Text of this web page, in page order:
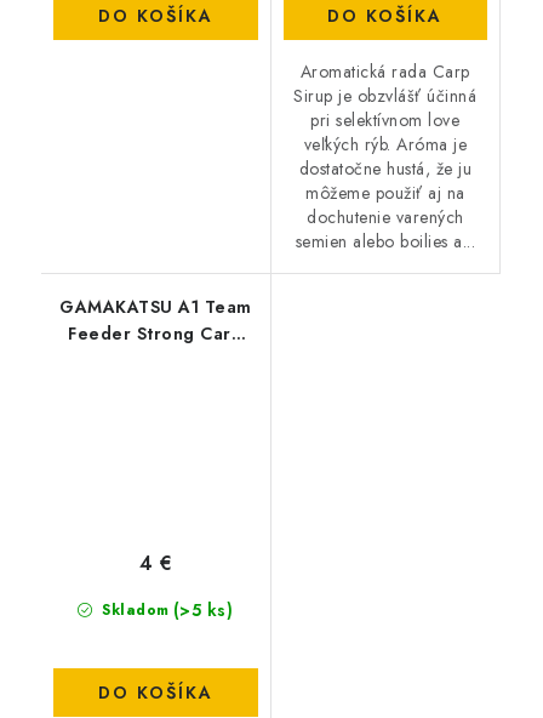
DO KOŠÍKA DO KOŠÍKA
Aromatická rada Carp
Sirup je obzvlášť účinná
pri selektívnom love
veľkých rýb. Aróma je
dostatočne hustá, že ju
môžeme použiť aj na
dochutenie varených
semien alebo boilies a...
GAMAKATSU A1 Team
Feeder Strong Carp
Skladom (>5 ks)
4 €
DO KOŠÍKA